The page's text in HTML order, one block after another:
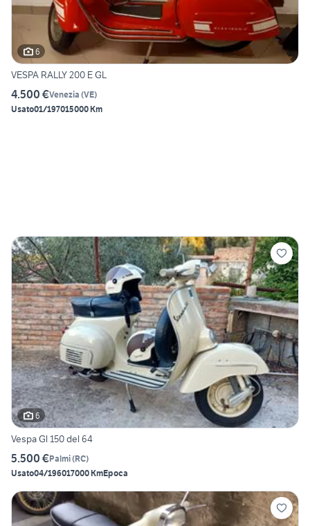
6
VESPA RALLY 200 E GL
4.500 €Venezia (VE)
Usato01/197015000 Km
6
Vespa Gl 150 del 64
5.500 €Palmi(RC)
Usato04/196017000 KmEpoca